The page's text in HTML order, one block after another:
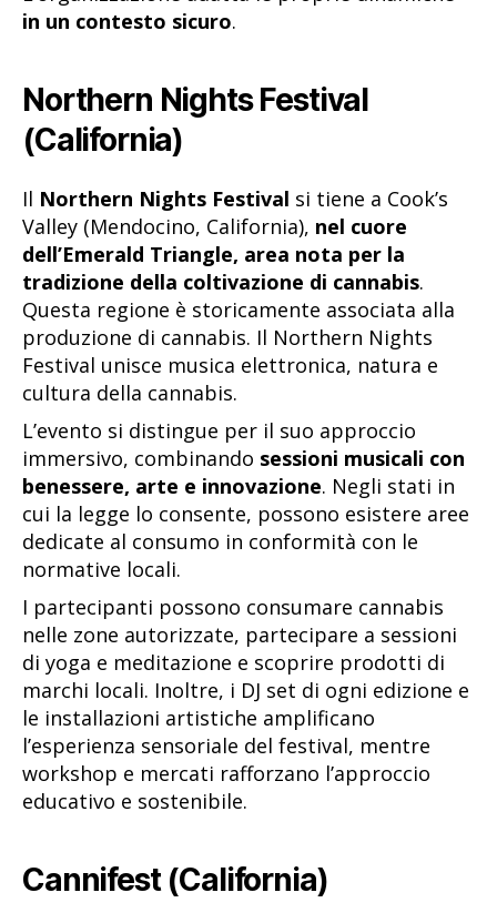
in un contesto sicuro.
Northern Nights Festival
(California)
Il Northern Nights Festival si tiene a Cook’s
Valley (Mendocino, California), nel cuore
dell’Emerald Triangle, area nota per la
tradizione della coltivazione di cannabis.
Questa regione è storicamente associata alla
produzione di cannabis. Il Northern Nights
Festival unisce musica elettronica, natura e
cultura della cannabis.
L’evento si distingue per il suo approccio
immersivo, combinando sessioni musicali con
benessere, arte e innovazione. Negli stati in
cui la legge lo consente, possono esistere aree
dedicate al consumo in conformità con le
normative locali.
I partecipanti possono consumare cannabis
nelle zone autorizzate, partecipare a sessioni
di yoga e meditazione e scoprire prodotti di
marchi locali. Inoltre, i DJ set di ogni edizione e
le installazioni artistiche amplificano
l’esperienza sensoriale del festival, mentre
workshop e mercati rafforzano l’approccio
educativo e sostenibile.
Cannifest (California)